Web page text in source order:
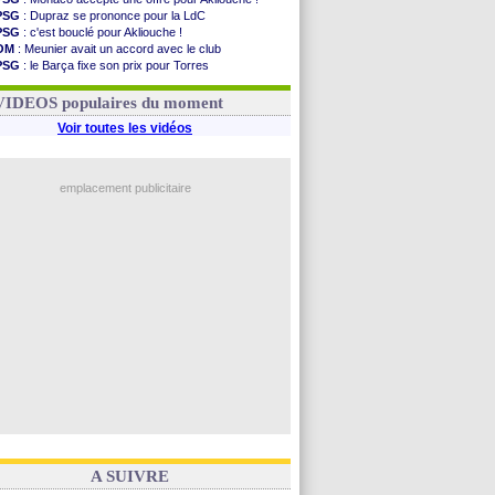
: Dupraz se prononce pour la LdC
: c'est bouclé pour Akliouche !
: Meunier avait un accord avec le club
: le Barça fixe son prix pour Torres
: Torres souhaite rejoindre le PSG !
populaires du moment
Voir toutes les vidéos
emplacement publicitaire
A SUIVRE